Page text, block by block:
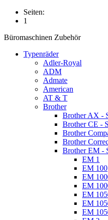
Seiten:
1
Büromaschinen Zubehör
Typenräder
Adler-Royal
ADM
Admate
American
AT & T
Brother
Brother AX -
Brother CE -
Brother
Brother
Brother EM -
EM 1
EM 100
EM
EM
EM
EM
EM